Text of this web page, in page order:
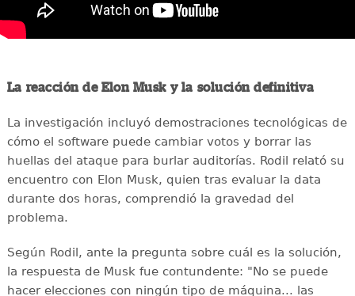
La reacción de Elon Musk y la solución definitiva
La investigación incluyó demostraciones tecnológicas de
cómo el software puede cambiar votos y borrar las
huellas del ataque para burlar auditorías. Rodil relató su
encuentro con Elon Musk, quien tras evaluar la data
durante dos horas, comprendió la gravedad del
problema.
Según Rodil, ante la pregunta sobre cuál es la solución,
la respuesta de Musk fue contundente: "No se puede
hacer elecciones con ningún tipo de máquina... las